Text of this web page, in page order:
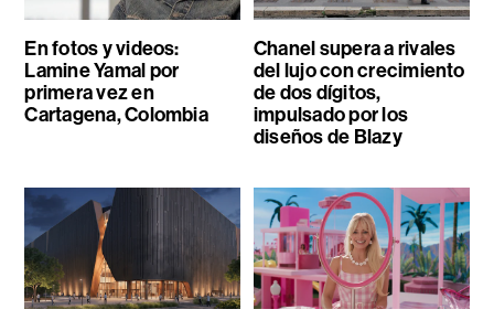
En fotos y videos:
Lamine Yamal por
primera vez en
Cartagena, Colombia
Chanel supera a rivales
del lujo con crecimiento
de dos dígitos,
impulsado por los
diseños de Blazy